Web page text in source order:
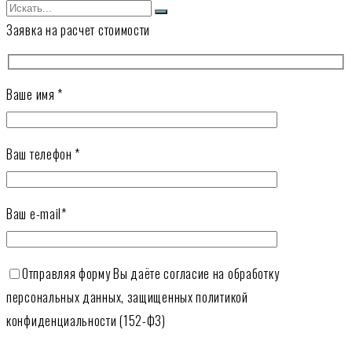
Заявка на расчет стоимости
Ваше имя *
Ваш телефон *
Ваш e-mail*
Отправляя форму Вы даёте согласие на обработку
персональных данных, защищенных политикой
конфиденциальности (152-ФЗ)